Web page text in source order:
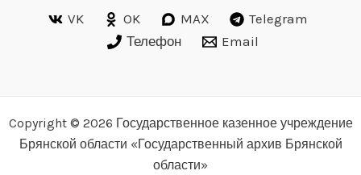
VK OK MAX
Telegram
Телефон
Email
Copyright © 2026 Государственное казенное учреждение
Брянской области «Государственный архив Брянской
области»